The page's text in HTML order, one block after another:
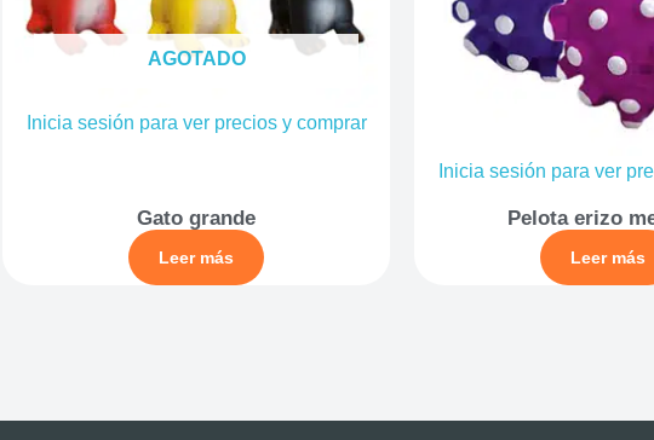
AGOTADO
Inicia sesión para ver precios y comprar
Gato grande
Leer más
Inicia sesión para ver
Pelota erizo
Leer más